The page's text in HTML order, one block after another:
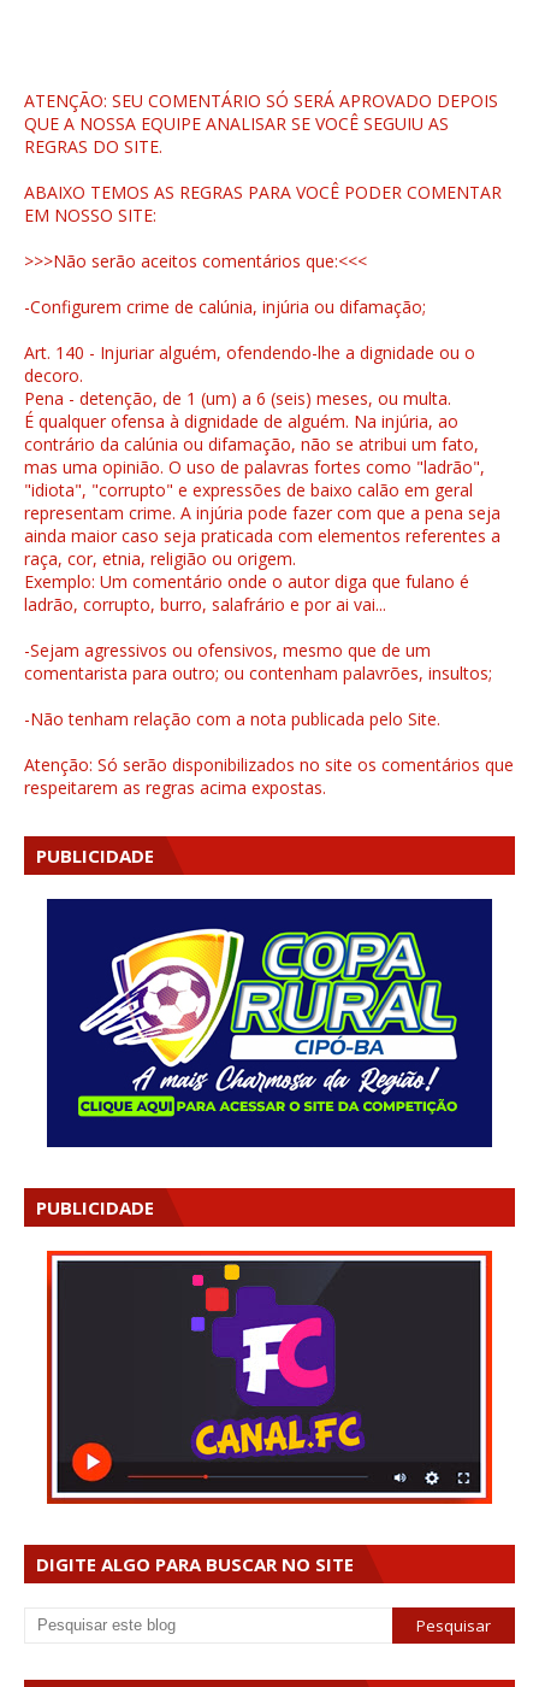
ATENÇÃO: SEU COMENTÁRIO SÓ SERÁ APROVADO DEPOIS
QUE A NOSSA EQUIPE ANALISAR SE VOCÊ SEGUIU AS
REGRAS DO SITE.
ABAIXO TEMOS AS REGRAS PARA VOCÊ PODER COMENTAR
EM NOSSO SITE:
>>>Não serão aceitos comentários que:<<<
-Configurem crime de calúnia, injúria ou difamação;
Art. 140 - Injuriar alguém, ofendendo-lhe a dignidade ou o
decoro.
Pena - detenção, de 1 (um) a 6 (seis) meses, ou multa.
É qualquer ofensa à dignidade de alguém. Na injúria, ao
contrário da calúnia ou difamação, não se atribui um fato,
mas uma opinião. O uso de palavras fortes como "ladrão",
"idiota", "corrupto" e expressões de baixo calão em geral
representam crime. A injúria pode fazer com que a pena seja
ainda maior caso seja praticada com elementos referentes a
raça, cor, etnia, religião ou origem.
Exemplo: Um comentário onde o autor diga que fulano é
ladrão, corrupto, burro, salafrário e por ai vai...
-Sejam agressivos ou ofensivos, mesmo que de um
comentarista para outro; ou contenham palavrões, insultos;
-Não tenham relação com a nota publicada pelo Site.
Atenção: Só serão disponibilizados no site os comentários que
respeitarem as regras acima expostas.
PUBLICIDADE
PUBLICIDADE
DIGITE ALGO PARA BUSCAR NO SITE